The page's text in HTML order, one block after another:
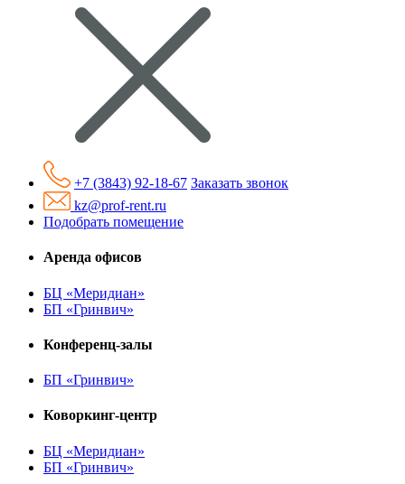
+7 (3843) 92-18-67 Заказать звонок
kz@prof-rent.ru
Подобрать помещение
Аренда офисов
БЦ «Меридиан»
БП «Гринвич»
Конференц-залы
БП «Гринвич»
Коворкинг-центр
БЦ «Меридиан»
БП «Гринвич»